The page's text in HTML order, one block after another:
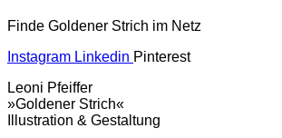
Finde Goldener Strich im Netz
Instagram Linkedin Pinterest
Leoni Pfeiffer
»Goldener Strich«
Illustration & Gestaltung